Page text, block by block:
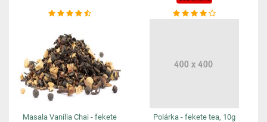
Masala Vanília Chai - fekete
Polárka - fekete tea, 10g